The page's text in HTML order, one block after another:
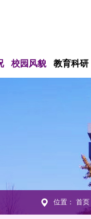
校园风貌 教育科研
位置： 首页